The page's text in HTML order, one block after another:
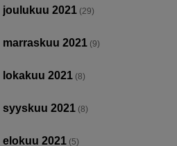
joulukuu 2021 (29)
marraskuu 2021 (9)
lokakuu 2021 (8)
syyskuu 2021 (8)
elokuu 2021 (5)